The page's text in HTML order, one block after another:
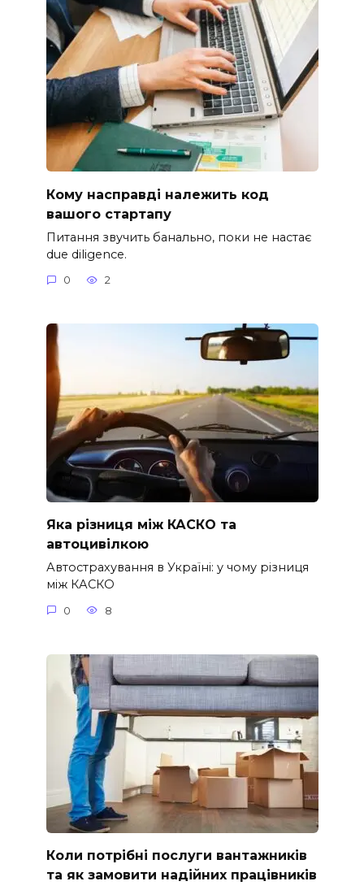
Кому насправді належить код
вашого стартапу
Питання звучить банально, поки не настає
due diligence.
0 2
Яка різниця між КАСКО та
автоцивілкою
Автострахування в Україні: у чому різниця
між КАСКО
0 8
Коли потрібні послуги вантажників
та як замовити надійних працівників